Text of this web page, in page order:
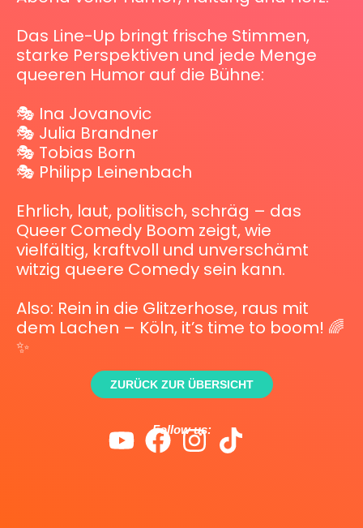
Das Line-Up bringt frische Stimmen,
starke Perspektiven und jede Menge
queeren Humor auf die Bühne:
🎭 Ina Jovanovic
🎭 Julia Brandner
🎭 Tobias Born
🎭 Philipp Leinenbach
Ehrlich, laut, politisch, schräg – das
Queer Comedy Boom zeigt, wie
vielfältig, kraftvoll und unverschämt
witzig queere Comedy sein kann.
Also: Rein in die Glitzerhose, raus mit
dem Lachen – Köln, it’s time to boom! 🌈
✨
ZURÜCK ZUR ÜBERSICHT
Follow us: